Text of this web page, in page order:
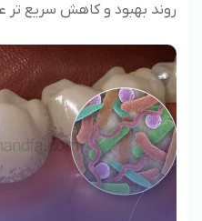
روند بهبود و کاهش سریع تر